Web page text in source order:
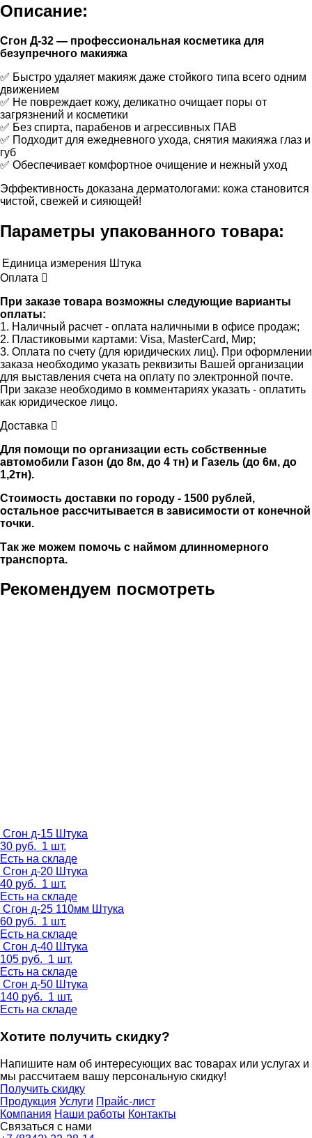
Описание:
Сгон Д-32 — профессиональная косметика для
безупречного макияжа
✅ Быстро удаляет макияж даже стойкого типа всего одним
движением
✅ Не повреждает кожу, деликатно очищает поры от
загрязнений и косметики
✅ Без спирта, парабенов и агрессивных ПАВ
✅ Подходит для ежедневного ухода, снятия макияжа глаз и
губ
✅ Обеспечивает комфортное очищение и нежный уход
Эффективность доказана дерматологами: кожа становится
чистой, свежей и сияющей!
Параметры упакованного товара:
Единица измерения Штука
Оплата
При заказе товара возможны следующие варианты
оплаты:
1. Наличный расчет - оплата наличными в офисе продаж;
2. Пластиковыми картами: Visa, MasterCard, Мир;
3. Оплата по счету (для юридических лиц). При оформлении
заказа необходимо указать реквизиты Вашей организации
для выставления счета на оплату по электронной почте.
При заказе необходимо в комментариях указать - оплатить
как юридическое лицо.
Доставка
Для помощи по организации есть собственные
автомобили Газон (до 8м, до 4 тн) и Газель (до 6м, до
1,2тн).
Стоимость доставки по городу - 1500 рублей,
остальное рассчитывается в зависимости от конечной
точки.
Так же можем помочь с наймом длинномерного
транспорта.
Рекомендуем посмотреть
Сгон д-15 Штука
30 руб. 1 шт.
Есть на складе
Сгон д-20 Штука
40 руб. 1 шт.
Есть на складе
Сгон д-25 110мм Штука
60 руб. 1 шт.
Есть на складе
Сгон д-40 Штука
105 руб. 1 шт.
Есть на складе
Сгон д-50 Штука
140 руб. 1 шт.
Есть на складе
Хотите получить скидку?
Напишите нам об интересующих вас товарах или услугах и
мы рассчитаем вашу персональную скидку!
Получить скидку
Продукция Услуги Прайс-лист
Компания Наши работы Контакты
Связаться с нами